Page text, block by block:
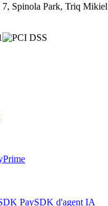
7, Spinola Park, Triq Mikiel
Prime
PaySDK d'agent IA